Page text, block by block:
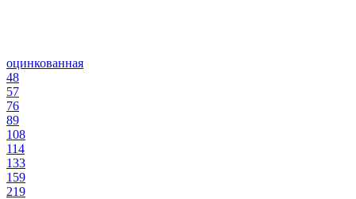
оцинкованная
48
57
76
89
108
114
133
159
219